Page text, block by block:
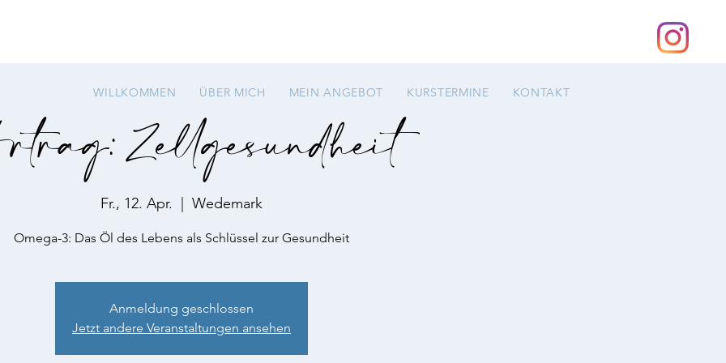
WILLKOMMEN ÜBER MICH MEIN ANGEBOT KURSTERMINE KONTAKT
Zellgesundheit
Fr., 12. Apr. Wedemark
Omega-3: Das Öl des Lebens als Schlüssel zur Gesundheit
Anmeldung geschlossen
Jetzt andere Veranstaltungen ansehen